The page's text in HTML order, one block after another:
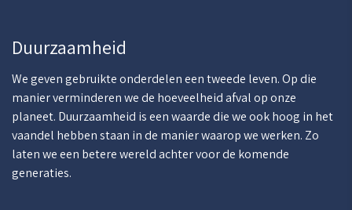
Duurzaamheid
We geven gebruikte onderdelen een tweede leven. Op die
manier verminderen we de hoeveelheid afval op onze
planeet. Duurzaamheid is een waarde die we ook hoog in het
vaandel hebben staan in de manier waarop we werken. Zo
laten we een betere wereld achter voor de komende
generaties.